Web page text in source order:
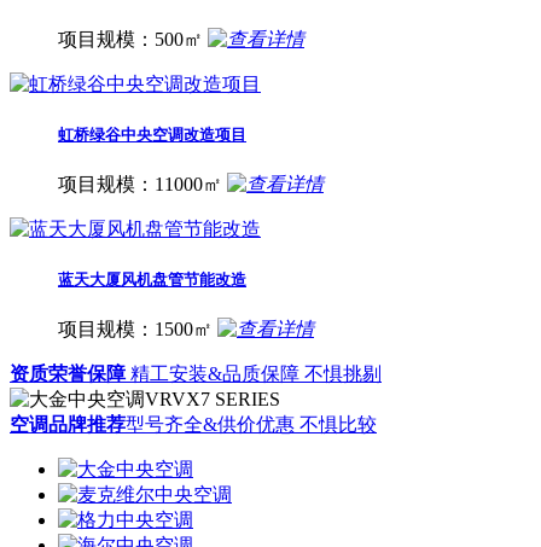
项目规模：500㎡
虹桥绿谷中央空调改造项目
项目规模：11000㎡
蓝天大厦风机盘管节能改造
项目规模：1500㎡
资质荣誉保障精工安装&品质保障 不惧挑剔
空调品牌推荐型号齐全&供价优惠 不惧比较